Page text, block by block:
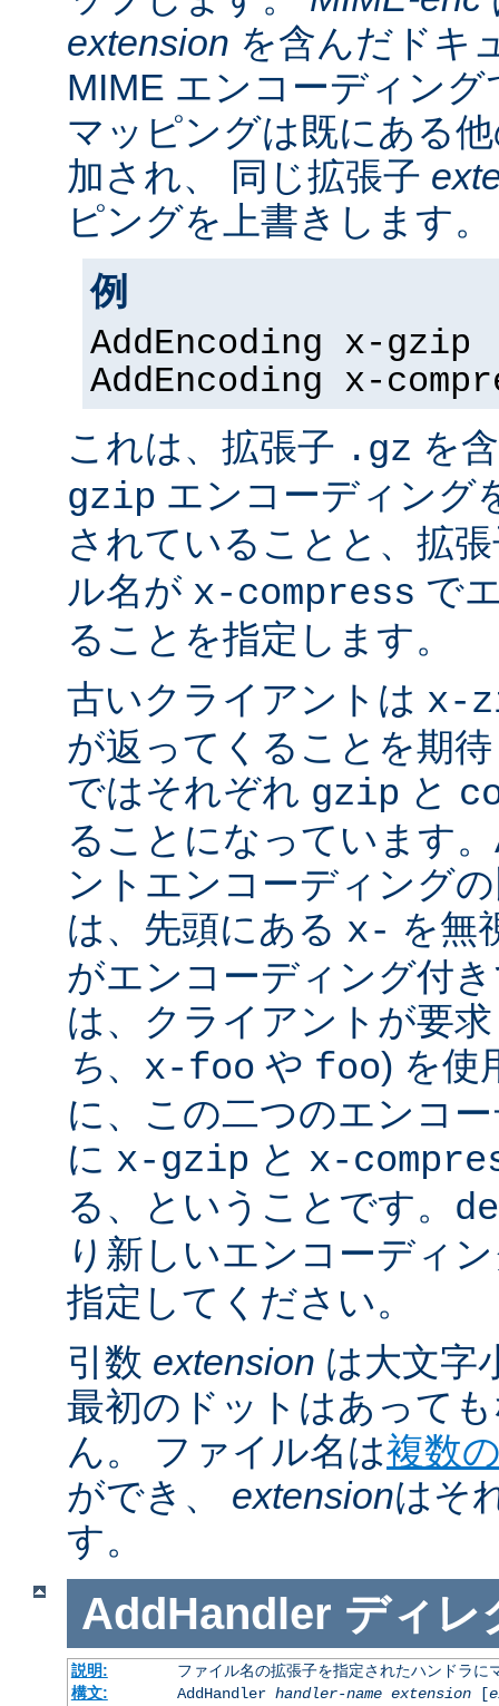
extension を含んだドキ
MIME エンコーディン
マッピングは既にある
加され、 同じ拡張子
ピングを上書きします。
例
AddEncoding x-gzip
AddEncoding x-
これは、拡張子 .gz を
gzip エンコーディング
されていることと、拡
ル名が x-compress で
ることを指定します。
古いクライアントは x-
が返ってくることを期
ではそれぞれ gzip と
ることになっています
ントエンコーディング
は、先頭にある x- を無
がエンコーディング付
は、クライアントが要
ち、 x-foo や foo) を使
に、この二つのエンコ
に x-gzip と x-
る、ということです。
り新しいエンコーディ
指定してください。
引数 extension は大文字
最初のドットはあって
ん。 ファイル名は複数
ができ、 extensionはそ
す。
AddHandler ディレ
説明:
ファイル名の拡張子を指定されたハンドラに
構文:
AddHandler handler-name extension[